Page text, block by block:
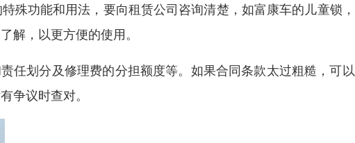
殊功能和用法，要向租赁公司咨询清楚，如富康车的儿童锁
解，以更方便的使用。
任划分及修理费的分担额度等。如果合同条款太过粗糙，可
争议时查对。